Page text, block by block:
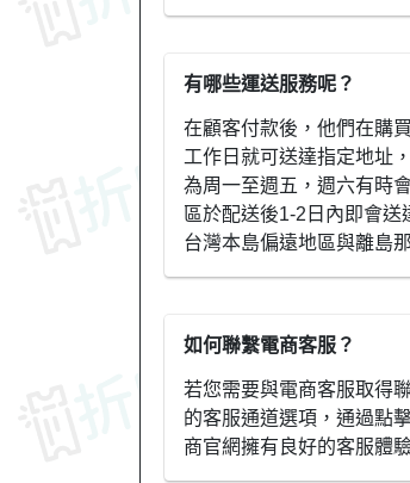
有哪些運送服務呢？
在顧客付款後，他們在購
工作日就可送達指定地址
為周一至週五，週六有時
區於配送後1-2日內即會
台灣本島偏遠地區與離島
如何聯繫電商客服？
若您需要與電商客服取得
的客服通道選項，通過點
商官網擁有良好的客服體